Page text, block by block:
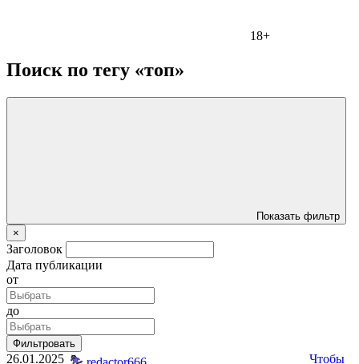
18+
Поиск по тегу «топ»
Показать фильтр
×
Заголовок
Дата публикации
от
до
Фильтровать
26.01.2025
Чтобы